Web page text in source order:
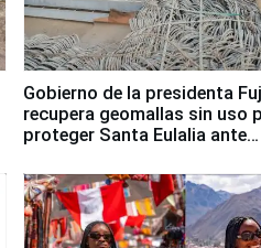
Gobierno de la presidenta
recupera geomallas sin uso
proteger Santa Eulalia ante